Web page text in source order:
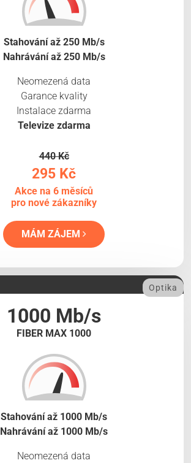
Stahování až 250 Mb/s
Nahrávání až 250 Mb/s
Neomezená data
Garance kvality
Instalace zdarma
Televize zdarma
440 Kč
295 Kč
Akce na 6 měsíců
pro nové zákazníky
MÁM ZÁJEM
1000 Mb/s
FIBER MAX 1000
Optika
Stahování až 1000 Mb/s
Nahrávání až 1000 Mb/s
Neomezená data